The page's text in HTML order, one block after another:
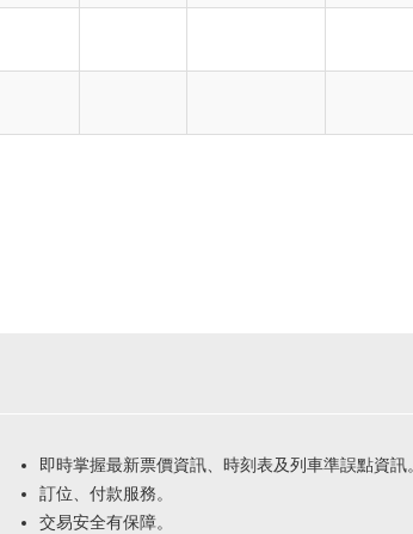
即時掌握最新票價資訊、時刻表及列車準誤點資訊。
訂位、付款服務。
交易安全有保障。